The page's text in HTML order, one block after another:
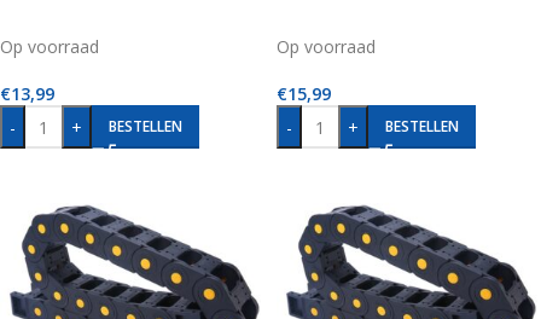
Op voorraad
€13,99
-
+ BESTELLEN
Op voorraad
€15,99
-
+ BESTELLEN